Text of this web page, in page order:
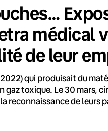
médical
de leur
qui produisait du
gaz toxique. Le 30 mars,
reconnaissance de leurs